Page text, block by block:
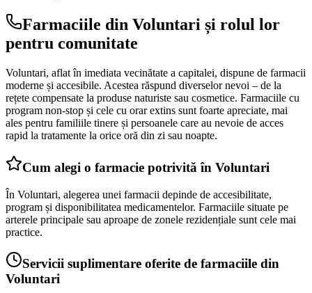
Farmaciile din Voluntari și rolul lor
pentru comunitate
Voluntari, aflat în imediata vecinătate a capitalei, dispune de farmacii
moderne și accesibile. Acestea răspund diverselor nevoi – de la
rețete compensate la produse naturiste sau cosmetice. Farmaciile cu
program non-stop și cele cu orar extins sunt foarte apreciate, mai
ales pentru familiile tinere și persoanele care au nevoie de acces
rapid la tratamente la orice oră din zi sau noapte.
Cum alegi o farmacie potrivită în Voluntari
În Voluntari, alegerea unei farmacii depinde de accesibilitate,
program și disponibilitatea medicamentelor. Farmaciile situate pe
arterele principale sau aproape de zonele rezidențiale sunt cele mai
practice.
Servicii suplimentare oferite de farmaciile din
Voluntari